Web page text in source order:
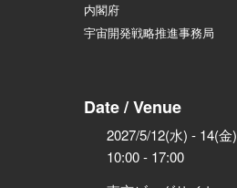
内閣府
宇宙開発戦略推進事務局
Date / Venue
2027/5/12(水) - 14(金)
10:00 - 17:00